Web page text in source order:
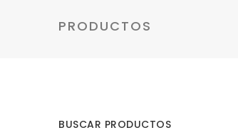
PRODUCTOS
BUSCAR PRODUCTOS